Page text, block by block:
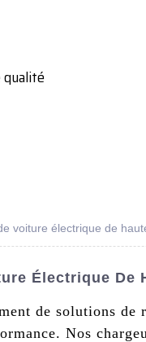
voiture électrique de
Électrique De
de solutions de
Nos